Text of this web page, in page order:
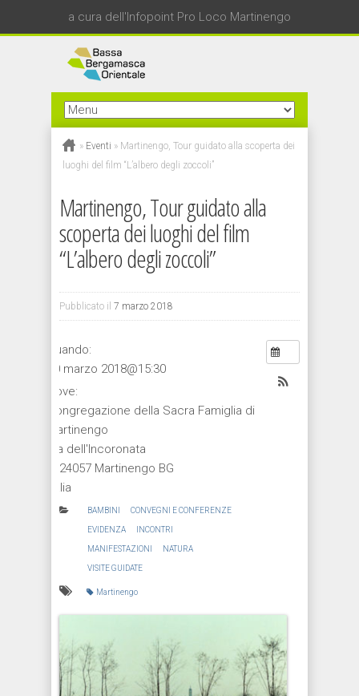
a cura dell'Infopoint Pro Loco Martinengo
» Eventi » Martinengo, Tour guidato alla scoperta dei
luoghi del film “L’albero degli zoccoli”
Martinengo, Tour guidato alla
scoperta dei luoghi del film
“L’albero degli zoccoli”
Pubblicato il 7 marzo 2018
Quando:
10 marzo 2018@15:30
Dove:
Congregazione della Sacra Famiglia di
Martinengo
Via dell'Incoronata
1, 24057 Martinengo BG
Italia
BAMBINI CONVEGNI E CONFERENZE
EVIDENZA INCONTRI
MANIFESTAZIONI NATURA
VISITE GUIDATE
Martinengo